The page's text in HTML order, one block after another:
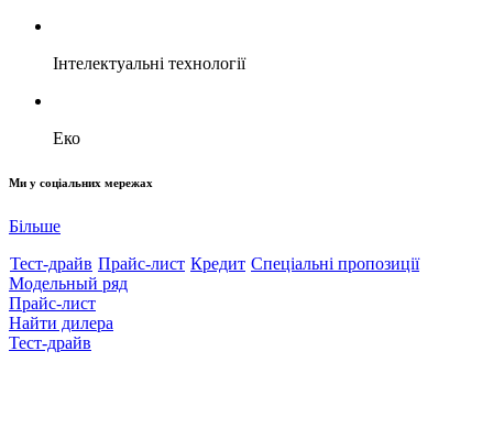
Інтелектуальні технології
Еко
Ми у соціальних мережах
Більше
Тест-драйв Прайс-лист Кредит Спеціальні пропозиції
Модельный ряд
Прайс-лист
Найти дилера
Тест-драйв